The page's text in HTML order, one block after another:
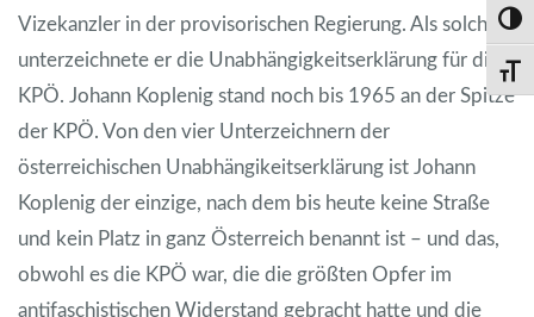
Vizekanzler in der provisorischen Regierung. Als solcher
unterzeichnete er die Unabhängigkeitserklärung für die
KPÖ. Johann Koplenig stand noch bis 1965 an der Spitze
der KPÖ. Von den vier Unterzeichnern der
österreichischen Unabhängikeitserklärung ist Johann
Koplenig der einzige, nach dem bis heute keine Straße
und kein Platz in ganz Österreich benannt ist – und das,
obwohl es die KPÖ war, die die größten Opfer im
antifaschistischen Widerstand gebracht hatte und die